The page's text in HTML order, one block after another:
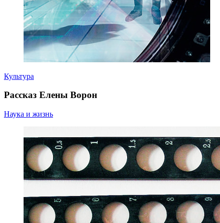
Культура
Рассказ Елены Ворон
Наука и жизнь